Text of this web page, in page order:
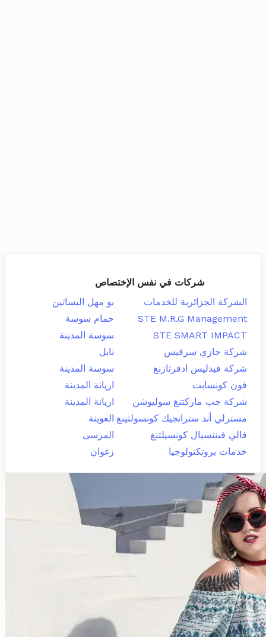
شركات في نفس الإختصاص
الشركة الجزائرية للخدمات
بو مهل البساتين
STE M.R.G Management
حمام سوسة
STE SMART IMPACT
سوسة المدينة
شركة جازي سرفيس
نابل
شركة فيدليس ادفرتازنغ
سوسة المدينة
فون كونسابت
اريانة المدينة
شركة جب ماركتنغ سوليوشن
اريانة المدينة
مسترلي أند ستراتجيك كونسولتينغ العوينة
فالي فيننسيال كونسيلتنغ
المرسى
خدمات بروتكنولوجيا
زغوان